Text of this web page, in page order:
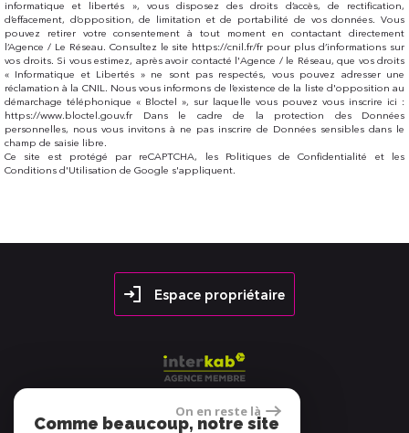
informatique et libertés », vous disposez des droits d’accès, de rectification,
d’effacement, d’opposition, de limitation et de portabilité de vos données. Vous
pouvez retirer votre consentement à tout moment en contactant directement
l’Agence / Le Réseau. Consultez le site https://cnil.fr/fr pour plus d’informations sur
vos droits. Si vous estimez, après avoir contacté l'Agence / le Réseau, que vos droits
« Informatique et Libertés » ne sont pas respectés, vous pouvez adresser une
réclamation à la CNIL. Nous vous informons de l’existence de la liste d'opposition au
démarchage téléphonique « Bloctel », sur laquelle vous pouvez vous inscrire ici :
https://www.bloctel.gouv.fr Dans le cadre de la protection des Données
personnelles, nous vous invitons à ne pas inscrire de Données sensibles dans le
champ de saisie libre.
Ce site est protégé par reCAPTCHA, les Politiques de Confidentialité
et les
Conditions d'Utilisation de Google s'appliquent.
Espace propriétaire
On en reste là
Comme beaucoup, notre site